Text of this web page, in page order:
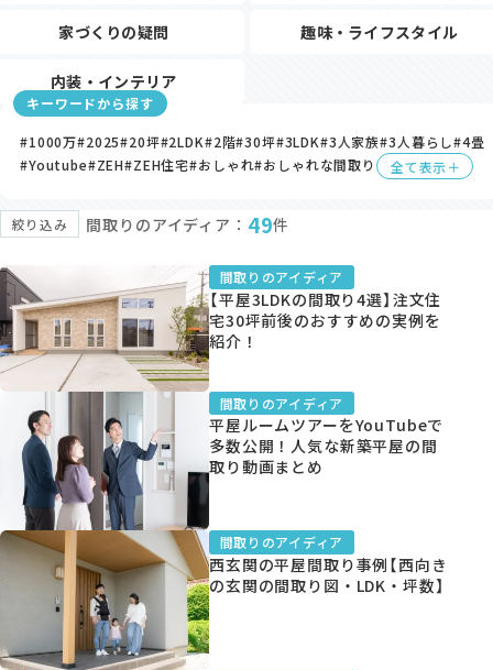
イベント予約
資料請求
オンライン相談
家づくりの疑問 趣味・ライフスタイル
内装・インテリア
キーワードから探す
#1000万#2025#20坪#2LDK#2階#30坪#3LDK#3人家族#3人暮らし#4畳
#Youtube#ZEH#ZEH住宅#おしゃれ#おしゃれな間取り 全て表示＋
絞り込み 間取りのアイディア： 49件
間取りのアイディア
【平屋3LDKの間取り4選】注文住
宅30坪前後のおすすめの実例を
紹介！
間取りのアイディア
平屋ルームツアーをYouTubeで
多数公開！人気な新築平屋の間
取り動画まとめ
間取りのアイディア
西玄関の平屋間取り事例【西向き
の玄関の間取り図・LDK・坪数】